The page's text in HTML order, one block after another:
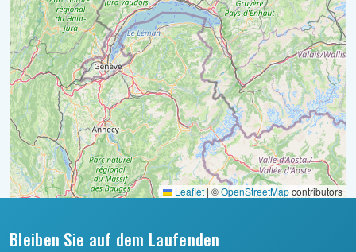
Leaflet | ©OpenStreetMapcontributors
Bleiben Sie auf dem Laufenden